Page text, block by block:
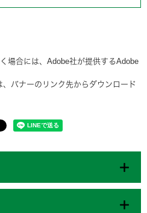
場合には、Adobe社が提供するAdobe
バナーのリンク先からダウンロード